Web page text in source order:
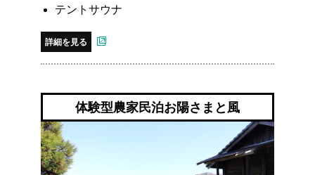
テントサウナ
詳細を見る
体験型農家民泊お陽さまと風